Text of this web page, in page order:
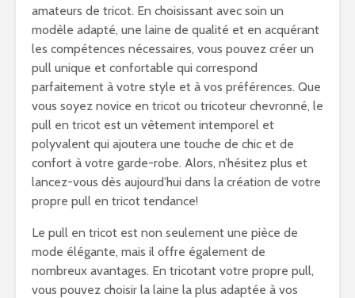
amateurs de tricot. En choisissant avec soin un
modèle adapté, une laine de qualité et en acquérant
les compétences nécessaires, vous pouvez créer un
pull unique et confortable qui correspond
parfaitement à votre style et à vos préférences. Que
vous soyez novice en tricot ou tricoteur chevronné, le
pull en tricot est un vêtement intemporel et
polyvalent qui ajoutera une touche de chic et de
confort à votre garde-robe. Alors, n’hésitez plus et
lancez-vous dès aujourd’hui dans la création de votre
propre pull en tricot tendance!
Le pull en tricot est non seulement une pièce de
mode élégante, mais il offre également de
nombreux avantages. En tricotant votre propre pull,
vous pouvez choisir la laine la plus adaptée à vos